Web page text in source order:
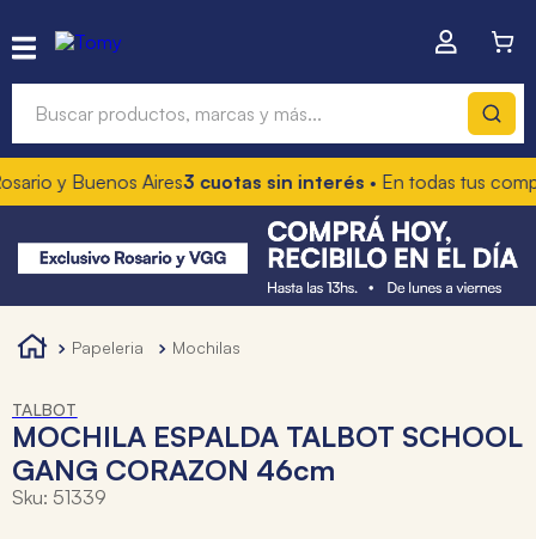
y Buenos Aires3 cuotas sin interés• En todas tus
papeleria mochilas
TALBOT
MOCHILA ESPALDA TALBOT SCHOOL
GANG CORAZON 46cm
Sku: 51339
Términos más buscados
1.
hot wheels
3